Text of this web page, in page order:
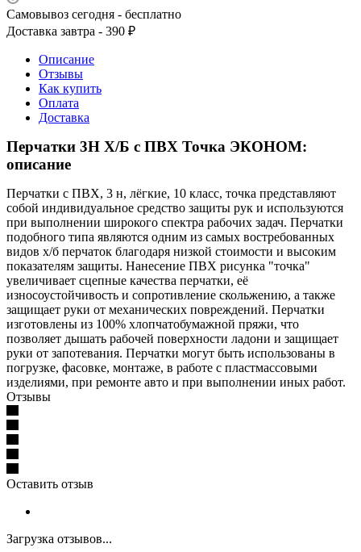
Самовывоз сегодня - бесплатно
Доставка завтра - 390 ₽
Описание
Отзывы
Как купить
Оплата
Доставка
Перчатки 3Н Х/Б с ПВХ Точка ЭКОНОМ:
описание
Перчатки с ПВХ, 3 н, лёгкие, 10 класс, точка представляют
собой индивидуальное средство защиты рук и используются
при выполнении широкого спектра рабочих задач. Перчатки
подобного типа являются одним из самых востребованных
видов х/б перчаток благодаря низкой стоимости и высоким
показателям защиты. Нанесение ПВХ рисунка "точка"
увеличивает сцепные качества перчатки, её
износоустойчивость и сопротивление скольжению, а также
защищает руки от механических повреждений. Перчатки
изготовлены из 100% хлопчатобумажной пряжи, что
позволяет дышать рабочей поверхности ладони и защищает
руки от запотевания. Перчатки могут быть использованы в
погрузке, фасовке, монтаже, в работе с пластмассовыми
изделиями, при ремонте авто и при выполнении иных работ.
Отзывы
Оставить отзыв
Загрузка отзывов...